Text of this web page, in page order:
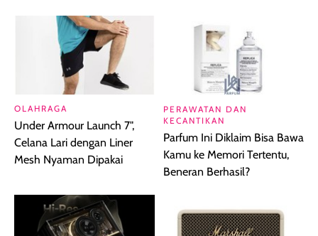
OLAHRAGA
Under Armour Launch 7",
Celana Lari dengan Liner
Mesh Nyaman Dipakai
PERAWATAN DAN
KECANTIKAN
Parfum Ini Diklaim Bisa Bawa
Kamu ke Memori Tertentu,
Beneran Berhasil?